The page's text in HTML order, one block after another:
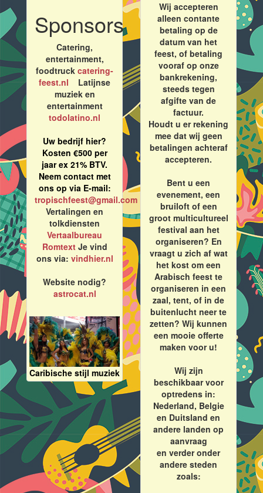
Sponsors
Catering,
entertainment,
foodtruck catering-
feest.nl Latijnse
muziek en
entertainment
todolatino.nl
Uw bedrijf hier?
Kosten €500 per
jaar ex 21% BTV.
Neem contact met
ons op via E-mail:
tropischfeest@gmail.com
Vertalingen en
tolkdiensten
Vertaalbureau
RomtextJe vind
ons via: vindhier.nl
Website nodig?
astrocat.nl
Caribische stijl muziek
Wij accepteren
alleen contante
betaling op de
datum van het
feest, of betaling
vooraf op onze
bankrekening,
steeds tegen
afgifte van de
factuur.
Houdt u er rekening
mee dat wij geen
betalingen achteraf
accepteren.
Bent u een
evenement, een
bruiloft of een
groot multicultureel
festival aan het
organiseren? En
vraagt u zich af wat
het kost om een
Arabisch feest te
organiseren in een
zaal, tent, of in de
buitenlucht neer te
zetten? Wij kunnen
een mooie offerte
maken voor u!
Wij zijn
beschikbaar voor
optredens in:
Nederland, Belgie
en Duitsland en
andere landen op
aanvraag
en verder onder
andere steden
zoals: